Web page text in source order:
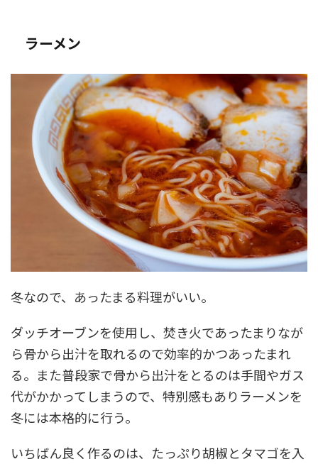
ラーメン
冬なので、あったまる料理がいい。
ダッチオーブンを使用し、焚き火であったまりなが
ら骨から出汁を取れるので効率的かつあったまれ
る。また普段家で骨から出汁をとるのは手間やガス
代がかかってしまうので、特別感もありラーメンを
冬には本格的に行う。
いちばん良く作るのは、たっぷり胡椒とタマゴを入